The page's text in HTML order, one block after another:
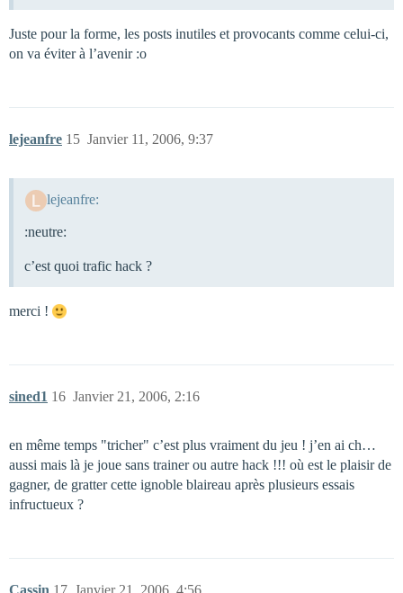
Juste pour la forme, les posts inutiles et provocants comme celui-ci,
on va éviter à l’avenir :o
lejeanfre Janvier 11, 2006, 9:37
15
lejeanfre:
:neutre:
c’est quoi trafic hack ?
merci !
sined1 Janvier 21, 2006, 2:16
16
en même temps "tricher" c’est plus vraiment du jeu ! j’en ai ch…
aussi mais là je joue sans trainer ou autre hack !!! où est le plaisir de
gagner, de gratter cette ignoble blaireau après plusieurs essais
infructueux ?
Cassin Janvier 21, 2006, 4:56
17